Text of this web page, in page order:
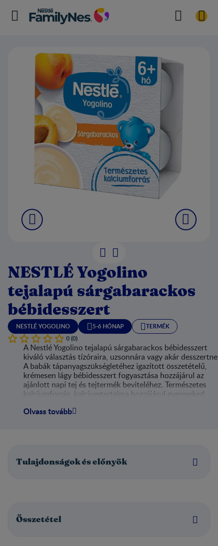
NESTLÉ Yogolino
tejalapú sárgabarackos
bébidesszert
NESTLÉ YOGOLINO 5-6 HÓNAP
TERMÉK
0 (0)
A Nestlé Yogolino tejalapú sárgabarackos bébidesszert
kiváló választás tízóraira, uzsonnára vagy akár
A babák tápanyagszükségletéhez igazított összetételű,
krémesen lágy bébidesszert fogyasztása hozzájárul az
ajánlott napi tej és tejtermék beviteléhez. Természetes
kalciumforrás, kalciumtartalma hozzájárul gyermeked
speciális hőkezelési eljárásnak köszönhetően hűtést nem
Olvass tovább
Tulajdonságok és előnyök
Összetétel